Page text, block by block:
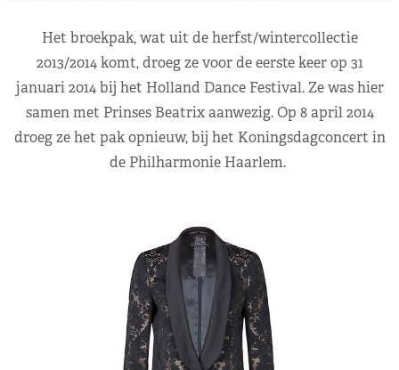
Het broekpak, wat uit de herfst/wintercollectie
2013/2014 komt, droeg ze voor de eerste keer op 31
januari 2014 bij het Holland Dance Festival. Ze was hier
samen met Prinses Beatrix aanwezig. Op 8 april 2014
droeg ze het pak opnieuw, bij het Koningsdagconcert in
de Philharmonie Haarlem.